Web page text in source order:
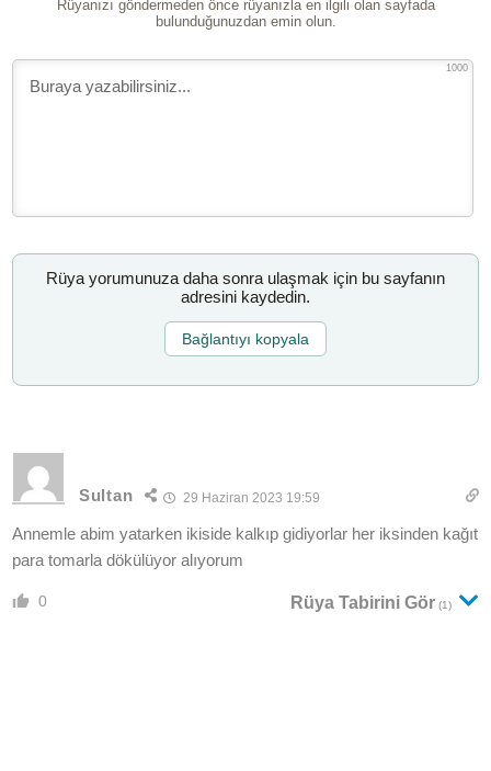
Rüyanızı göndermeden önce rüyanızla en ilgili olan sayfada
bulunduğunuzdan emin olun.
1000
Rüya yorumunuza daha sonra ulaşmak için bu sayfanın
adresini kaydedin.
Bağlantıyı kopyala
Sultan 29 Haziran 2023 19:59
Annemle abim yatarken ikiside kalkıp gidiyorlar her iksinden kağıt
para tomarla dökülüyor alıyorum
0 Rüya Tabirini Gör (1)